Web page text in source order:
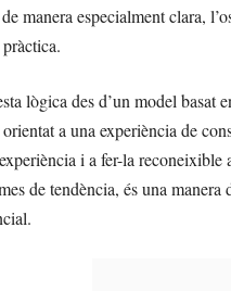
manera especialment clara,
lògica des d’un model
a una experiència de
i a fer-la
de tendència, és una